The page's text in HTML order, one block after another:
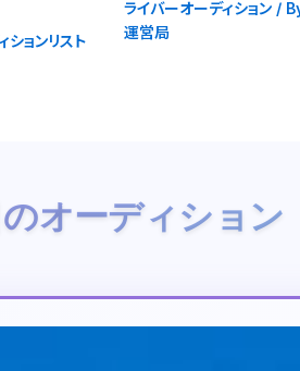
ションリスト
ライバーオーディション/
運営局
オーディション